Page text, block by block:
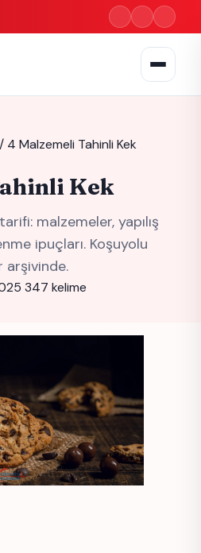
/ 4 Malzemeli Tahinli Kek
Kek
malzemeler, yapılış
ipuçları. Koşuyolu
arşivinde.
347 kelime